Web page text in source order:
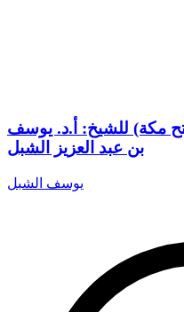
مكة) للشيخ: أ.د. يوسف
بن عبد العزيز الشبل
يوسف الشبل